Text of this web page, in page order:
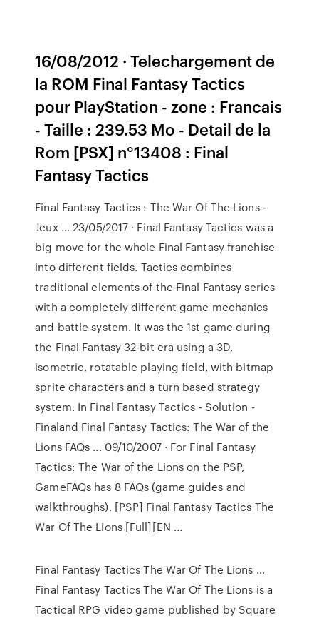
16/08/2012 · Telechargement de
la ROM Final Fantasy Tactics
pour PlayStation - zone : Francais
- Taille : 239.53 Mo - Detail de la
Rom [PSX] n°13408 : Final
Fantasy Tactics
Final Fantasy Tactics : The War Of The Lions -
Jeux ... 23/05/2017 · Final Fantasy Tactics was a
big move for the whole Final Fantasy franchise
into different fields. Tactics combines
traditional elements of the Final Fantasy series
with a completely different game mechanics
and battle system. It was the 1st game during
the Final Fantasy 32-bit era using a 3D,
isometric, rotatable playing field, with bitmap
sprite characters and a turn based strategy
system. In Final Fantasy Tactics - Solution -
Finaland Final Fantasy Tactics: The War of the
Lions FAQs ... 09/10/2007 · For Final Fantasy
Tactics: The War of the Lions on the PSP,
GameFAQs has 8 FAQs (game guides and
walkthroughs). [PSP] Final Fantasy Tactics The
War Of The Lions [Full][EN ...
Final Fantasy Tactics The War Of The Lions …
Final Fantasy Tactics The War Of The Lions is a
Tactical RPG video game published by Square